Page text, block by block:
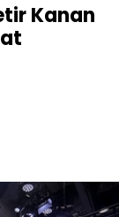
Kanan